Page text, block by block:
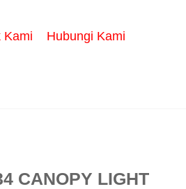
Kami Hubungi Kami
CANOPY LIGHT